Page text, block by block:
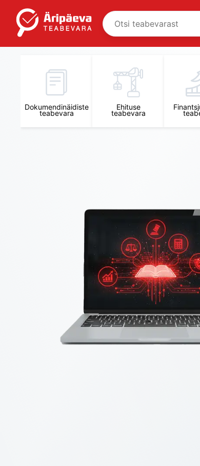
Dokumendinäidiste
teabevara
Ehituse
teabevara